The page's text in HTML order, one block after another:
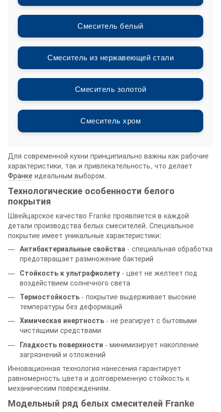
Смеситель белый
Смеситель из нержавеющей стали
Смеситель золотой
Смеситель хром
Для современной кухни принципиально важны как рабочие
характеристики, так и привлекательность, что делает
Франке идеальным выбором.
Технологические особенности белого
покрытия
Швейцарское качество Franke проявляется в каждой
детали производства белых смесителей. Специальное
покрытие имеет уникальные характеристики:
Антибактериальные свойства - специальная обработка
предотвращает размножение бактерий
Стойкость к ультрафиолету - цвет не желтеет под
воздействием солнечного света
Термостойкость - покрытие выдерживает высокие
температуры без деформаций
Химическая инертность - не реагирует с бытовыми
чистящими средствами
Гладкость поверхности - минимизирует накопление
загрязнений и отложений
Инновационная технология нанесения гарантирует
равномерность цвета и долговременную стойкость к
механическим повреждениям.
Модельный ряд белых смесителей Franke